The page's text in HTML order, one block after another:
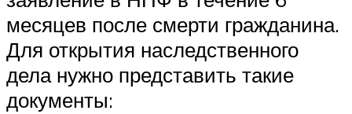
месяцев после смерти гражданина.
Для открытия наследственного
дела нужно представить такие
документы: